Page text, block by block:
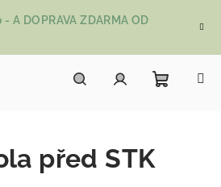
A DOPRAVA ZDARMA OD
před STK